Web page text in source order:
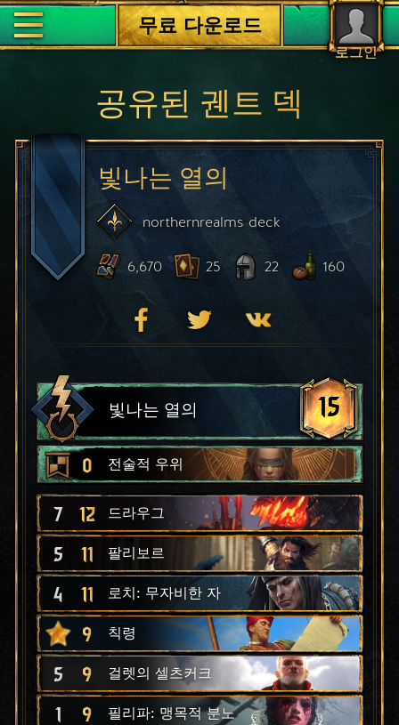
로그인
무료 다운로드
공유된 궨트 덱
빛나는 열의
northernrealmsdeck
6,670 25 22 160
빛나는 열의 15
0 전술적 우위
7 12 드라우그
5 11 팔리보르
4 11 로치: 무자비한 자
9 칙령
5 9 걸렛의 셀츠커크
1 9 필리파: 맹목적 분노